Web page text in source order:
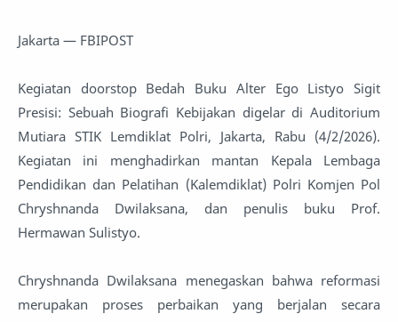
Jakarta — FBIPOST
Kegiatan doorstop Bedah Buku Alter Ego Listyo Sigit
Presisi: Sebuah Biografi Kebijakan digelar di Auditorium
Mutiara STIK Lemdiklat Polri, Jakarta, Rabu (4/2/2026).
Kegiatan ini menghadirkan mantan Kepala Lembaga
Pendidikan dan Pelatihan (Kalemdiklat) Polri Komjen Pol
Chryshnanda Dwilaksana, dan penulis buku Prof.
Hermawan Sulistyo.
Chryshnanda Dwilaksana menegaskan bahwa reformasi
merupakan proses perbaikan yang berjalan secara